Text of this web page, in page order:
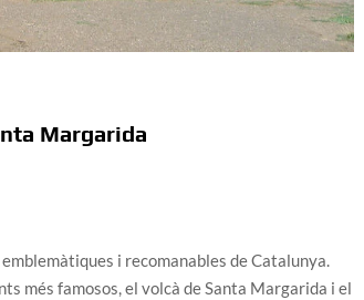
Margarida
i recomanables de Catalunya.
més famosos, el volcà de Santa Margarida i el